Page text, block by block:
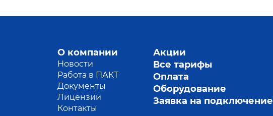
О компании
Новости
Работа в ПАКТ
Документы
Лицензии
Контакты
Акции
Все тарифы
Оплата
Оборудование
Заявка на подключение